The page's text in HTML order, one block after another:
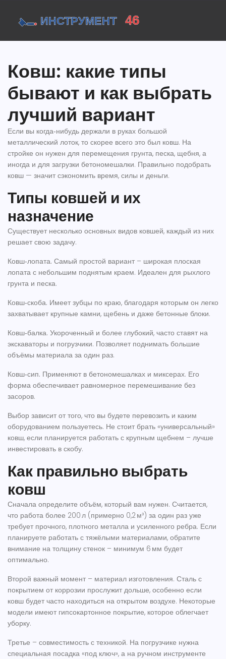
Ковш: какие типы
бывают и как выбрать
лучший вариант
Если вы когда‑нибудь держали в руках большой
металлический лоток, то скорее всего это был ковш. На
стройке он нужен для перемещения грунта, песка, щебня, а
иногда и для загрузки бетономешалки. Правильно подобрать
ковш — значит сэкономить время, силы и деньги.
Типы ковшей и их
назначение
Существует несколько основных видов ковшей, каждый из них
решает свою задачу.
Ковш‑лопата. Самый простой вариант – широкая плоская
лопата с небольшим поднятым краем. Идеален для рыхлого
грунта и песка.
Ковш‑скоба. Имеет зубцы по краю, благодаря которым он легко
захватывает крупные камни, щебень и даже бетонные блоки.
Ковш‑балка. Укороченный и более глубокий, часто ставят на
экскаваторы и погрузчики. Позволяет поднимать большие
объёмы материала за один раз.
Ковш‑сип. Применяют в бетономешалках и миксерах. Его
форма обеспечивает равномерное перемешивание без
засоров.
Выбор зависит от того, что вы будете перевозить и каким
оборудованием пользуетесь. Не стоит брать «универсальный»
ковш, если планируется работать с крупным щебнем – лучше
инвестировать в скобу.
Как правильно выбрать
ковш
Сначала определите объём, который вам нужен. Считается,
что работа более 200 л (примерно 0,2 м³) за один раз уже
требует прочного, плотного металла и усиленного ребра. Если
планируете работать с тяжёлыми материалами, обратите
внимание на толщину стенок – минимум 6 мм будет
оптимально.
Второй важный момент – материал изготовления. Сталь с
покрытием от коррозии прослужит дольше, особенно если
ковш будет часто находиться на открытом воздухе. Некоторые
модели имеют гипсокартонное покрытие, которое облегчает
уборку.
Третье – совместимость с техникой. На погрузчике нужна
специальная посадка «под ключ», а на ручном инструменте